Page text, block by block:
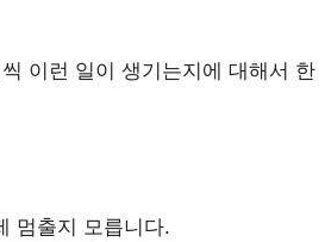
이런 일이 생기는지에 대해서 한
멈출지 모릅니다.